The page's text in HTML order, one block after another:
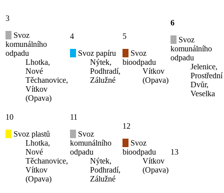
3
Svoz
komunálního
odpadu
Lhotka,
Nové
Těchanovice,
Vítkov
(Opava)
4
Svoz papíru
Nýtek,
Podhradí,
Zálužné
5
Svoz
bioodpadu
Vítkov
(Opava)
6
Svoz
komunálního
odpadu
Jelenice,
Prostřední
Dvůr,
Veselka
10
Svoz plastů
Lhotka,
Nové
Těchanovice,
Vítkov
(Opava)
11
Svoz
komunálního
odpadu
Nýtek,
Podhradí,
Zálužné
12
Svoz
bioodpadu
Vítkov
(Opava)
13